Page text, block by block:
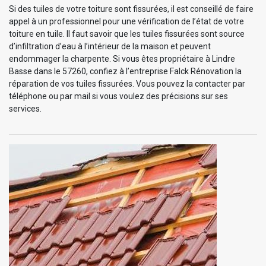
Si des tuiles de votre toiture sont fissurées, il est conseillé de faire
appel à un professionnel pour une vérification de l’état de votre
toiture en tuile. Il faut savoir que les tuiles fissurées sont source
d’infiltration d’eau à l’intérieur de la maison et peuvent
endommager la charpente. Si vous êtes propriétaire à Lindre
Basse dans le 57260, confiez à l’entreprise Falck Rénovation la
réparation de vos tuiles fissurées. Vous pouvez la contacter par
téléphone ou par mail si vous voulez des précisions sur ses
services.